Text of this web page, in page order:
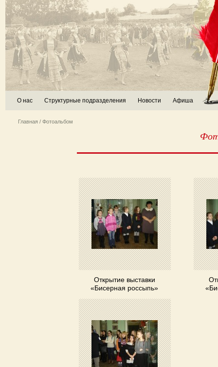
О нас Структурные подразделения Новости Афиша
Главная / Фотоальбом
Открытие выставки
«Бисерная россыпь»